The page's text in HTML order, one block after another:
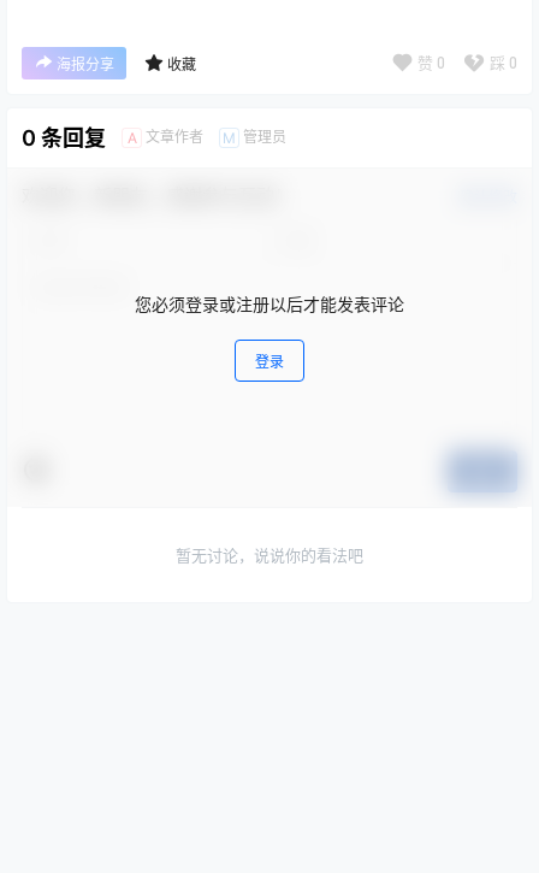
海报分享 收藏 赞 0 踩 0
0 条回复 A 文章作者 M 管理员
您必须登录或注册以后才能发表评论
登录
暂无讨论，说说你的看法吧